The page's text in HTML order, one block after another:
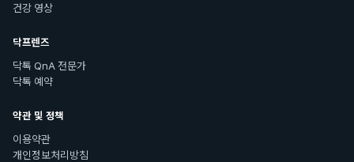
건강 영상
닥프렌즈
닥톡 QnA 전문가
닥톡 예약
약관 및 정책
이용약관
개인정보처리방침